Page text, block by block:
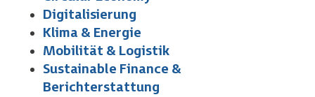
Digitalisierung
Klima & Energie
Mobilität & Logistik
Sustainable Finance &
Berichterstattung